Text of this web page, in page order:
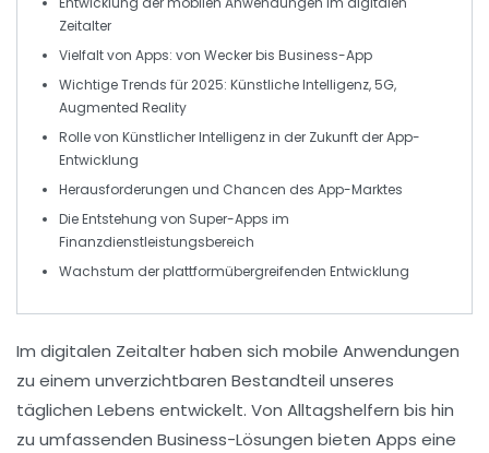
Zeitalter
Vielfalt von Apps: von Wecker bis Business-App
Wichtige Trends für2025: Künstliche Intelligenz,5G,
Augmented Reality
Rolle von Künstlicher Intelligenzin der Zukunft derApp-
Entwicklung
Herausforderungen und Chancen des App-Marktes
Die Entstehung von Super-Apps im
Finanzdienstleistungsbereich
Wachstum der plattformübergreifenden Entwicklung
Im digitalen Zeitalterhaben sich mobile Anwendungen
zu einem unverzichtbaren Bestandteil unseres
täglichen Lebens entwickelt. Von Alltagshelfern bis hin
zu umfassenden Business-Lösungen bieten Apps eine